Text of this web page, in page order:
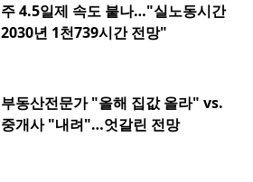
주 4.5일제 속도 붙나…"실노동시간
2030년 1천739시간 전망"
부동산전문가 "올해 집값 올라" vs.
중개사 "내려"…엇갈린 전망